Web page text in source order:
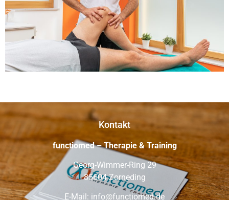
Kontakt
functiomed – Therapie & Training
Georg-Wimmer-Ring 29
85604 Zorneding
E-Mail: info@functiomed.de